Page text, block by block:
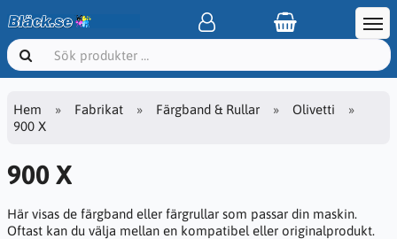
Hem Fabrikat Färgband & Rullar
Olivetti
900 X
900 X
Här visas de färgband eller färgrullar som passar din maskin.
Oftast kan du välja mellan en kompatibel eller originalprodukt.